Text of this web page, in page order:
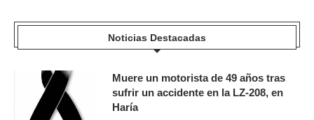
Noticias Destacadas
Muere un motorista de 49 años tras
sufrir un accidente en la LZ-208, en
Haría